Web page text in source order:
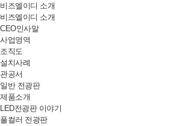
비즈엘이디 소개
비즈엘이디 소개
CEO인사말
사업영역
조직도
설치사례
관공서
일반 전광판
제품소개
LED전광판 이야기
풀컬러 전광판